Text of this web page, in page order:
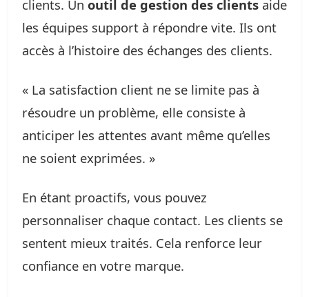
clients. Un outil de gestion des clients aide
les équipes support à répondre vite. Ils ont
accès à l’histoire des échanges des clients.
« La satisfaction client ne se limite pas à
résoudre un problème, elle consiste à
anticiper les attentes avant même qu’elles
ne soient exprimées. »
En étant proactifs, vous pouvez
personnaliser chaque contact. Les clients se
sentent mieux traités. Cela renforce leur
confiance en votre marque.